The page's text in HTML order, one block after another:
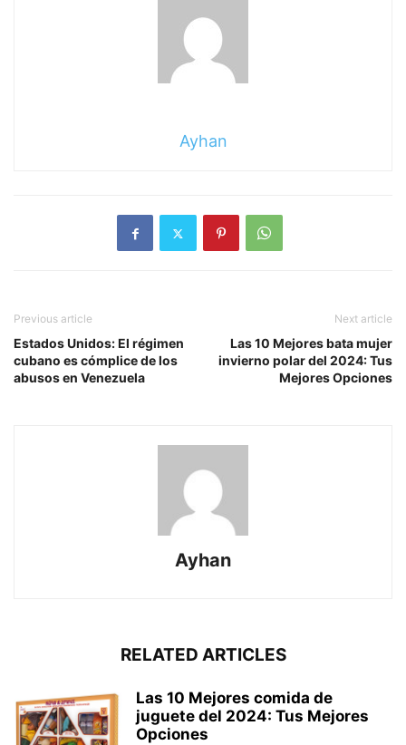
Ayhan
Previous article
Estados Unidos: El régimen
cubano es cómplice de los
abusos en Venezuela
Next article
Las 10 Mejores bata mujer
invierno polar del 2024: Tus
Mejores Opciones
Ayhan
RELATED ARTICLES
Las 10 Mejores comida de
juguete del 2024: Tus Mejores
Opciones